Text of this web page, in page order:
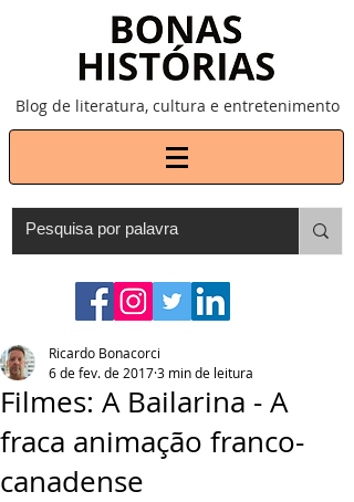
Blog de literatura, cultura e entretenimento
Filmes: A Bailarina - A
fraca animação franco-
canadense
Ricardo Bonacorci
6 de fev. de 20173 min de leitura